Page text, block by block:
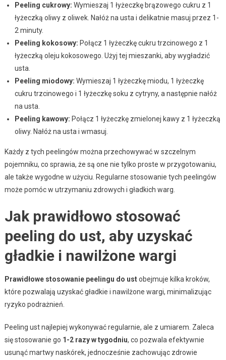
Peeling cukrowy: Wymieszaj 1 łyżeczkę brązowego cukru z 1
łyżeczką oliwy z oliwek. Nałóż na usta i delikatnie masuj przez 1-
2 minuty.
Peeling kokosowy: Połącz 1 łyżeczkę cukru trzcinowego z 1
łyżeczką oleju kokosowego. Użyj tej mieszanki, aby wygładzić
usta.
Peeling miodowy: Wymieszaj 1 łyżeczkę miodu, 1 łyżeczkę
cukru trzcinowego i 1 łyżeczkę soku z cytryny, a następnie nałóż
na usta.
Peeling kawowy: Połącz 1 łyżeczkę zmielonej kawy z 1 łyżeczką
oliwy. Nałóż na usta i wmasuj.
Każdy z tych peelingów można przechowywać w szczelnym
pojemniku, co sprawia, że są one nie tylko proste w przygotowaniu,
ale także wygodne w użyciu. Regularne stosowanie tych peelingów
może pomóc w utrzymaniu zdrowych i gładkich warg.
Jak prawidłowo stosować
peeling do ust, aby uzyskać
gładkie i nawilżone wargi
Prawidłowe stosowanie peelingu do ustobejmuje kilka kroków,
które pozwalają uzyskać gładkie i nawilżone wargi, minimalizując
ryzyko podrażnień.
Peeling ust najlepiej wykonywać regularnie, ale z umiarem. Zaleca
się stosowanie go 1-2 razy w tygodniu, co pozwala efektywnie
usunąć martwy naskórek, jednocześnie zachowując zdrowie